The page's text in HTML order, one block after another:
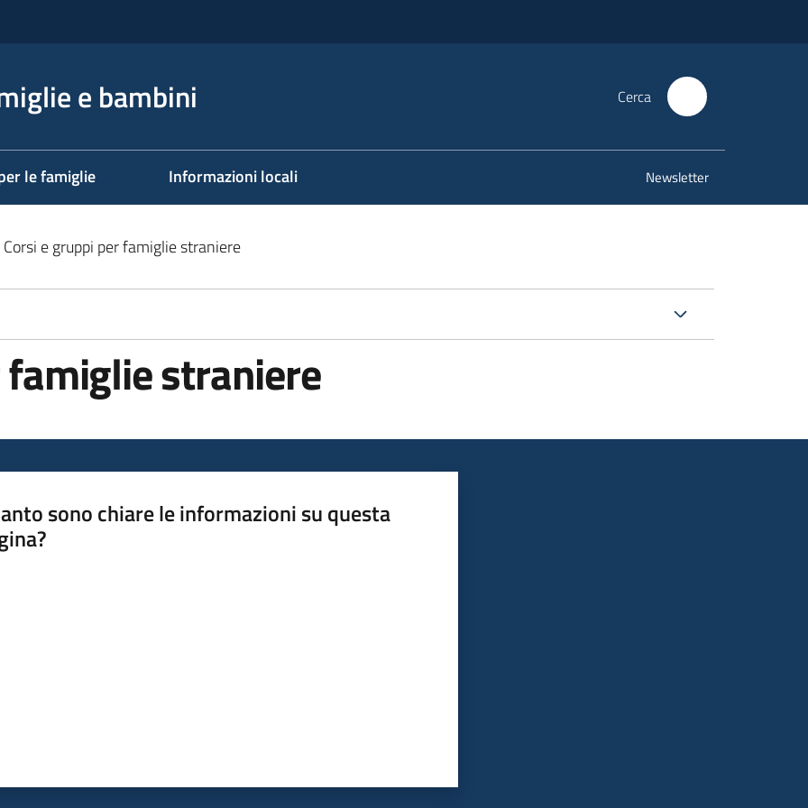
e bambini Cerca
le famiglie Informazioni locali Newsletter
Corsi e gruppi per famiglie straniere
straniere
sono chiare le informazioni su questa